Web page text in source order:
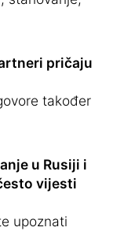
pričaju
također
u Rusiji i
vijesti
upoznati